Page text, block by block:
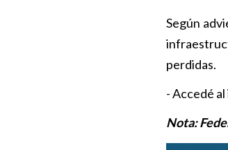
Según
perdidas.
- Accedé
Nota: